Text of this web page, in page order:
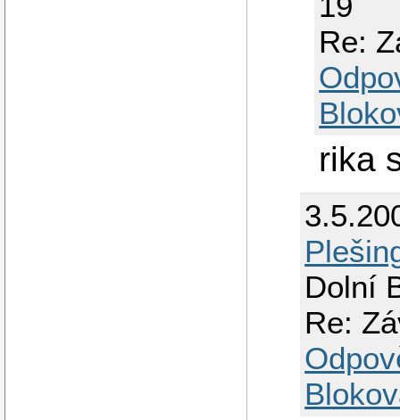
Re:
rika
Dolní
Re: